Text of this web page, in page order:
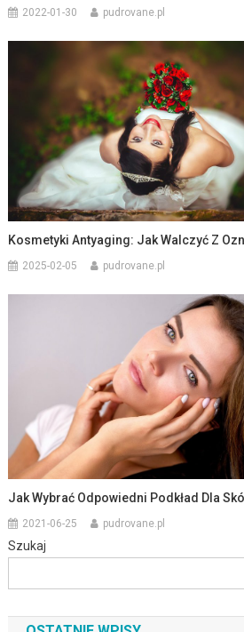
2022-01-30 pudrovane.pl
Kosmetyki Antyaging: Jak Walczyć Z
2025-02-05 pudrovane.pl
Jak Wybrać Odpowiedni Podkład Dla
2021-06-25 pudrovane.pl
Szukaj